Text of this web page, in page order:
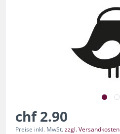
chf 2.90
Preise inkl. MwSt.zzgl. Versandkosten